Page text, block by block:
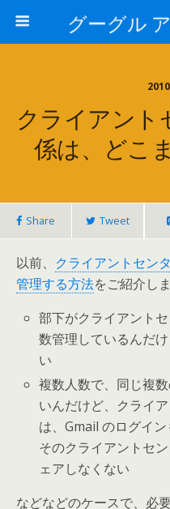
グーグル
クライアント
係は、どこ
Share Tweet
以前、 クライアントセン
管理する方法をご紹介しま
部下がクライアント
数管理しているんだ
い
複数人数で、同じ複
いんだけど、クライ
は、Gmail のログイ
そのクライアントセ
ェアしなくない
などなどのケースで、必